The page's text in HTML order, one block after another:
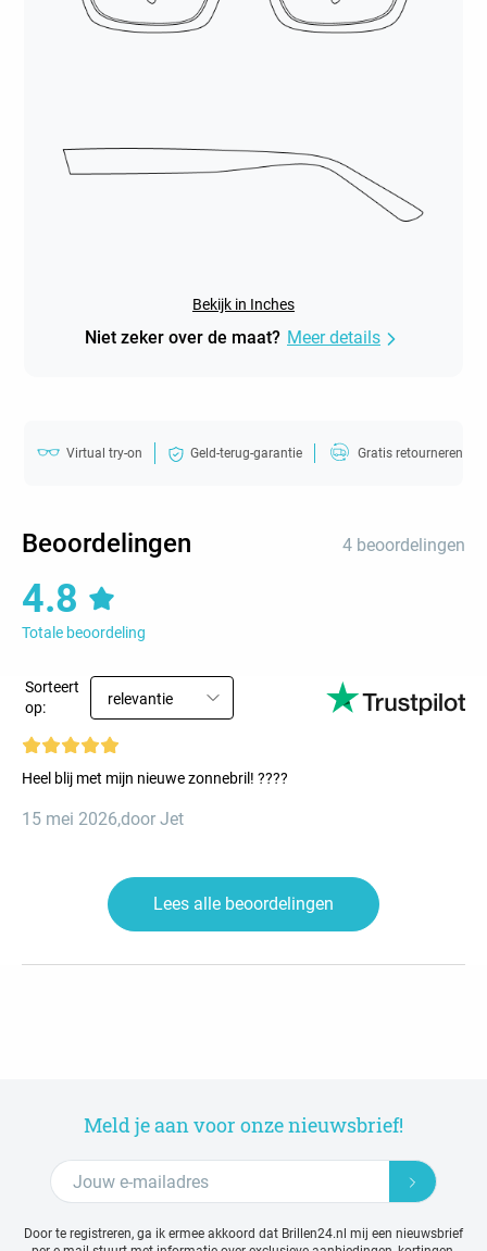
Bekijk in Inches
Niet zeker over de maat? Meer details
Virtual try-on Geld-terug-garantie Gratis retourneren
Beoordelingen 4 beoordelingen
4.8
Totale beoordeling
Sorteert
op:
relevantie
Heel blij met mijn nieuwe zonnebril! ????
15 mei 2026,door Jet
Lees alle beoordelingen
Meld je aan voor onze nieuwsbrief!
Door te registreren, ga ik ermee akkoord dat Brillen24.nl mij een nieuwsbrief